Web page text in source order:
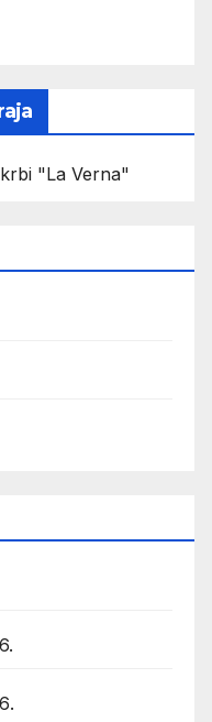
"La Verna"